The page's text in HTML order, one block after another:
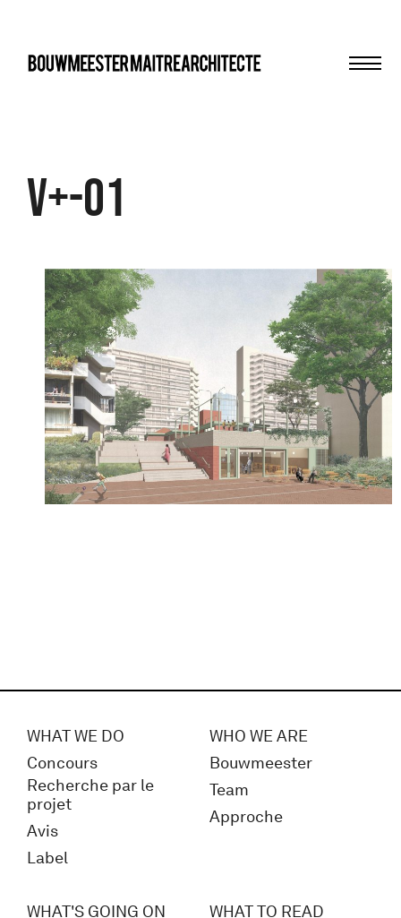
V+-01
WHAT WE DO
Concours
Recherche par le
projet
Avis
Label
WHO WE ARE
Bouwmeester
Team
Approche
WHAT'S GOING ON
WHAT TO READ